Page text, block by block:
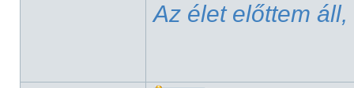
Az élet előttem